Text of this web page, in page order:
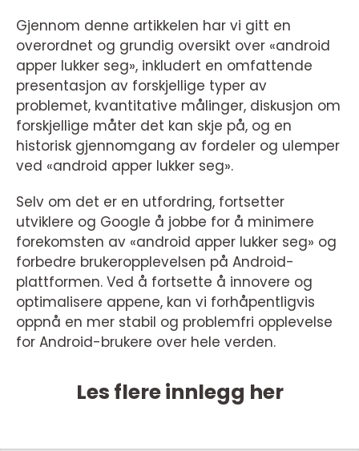
Gjennom denne artikkelen har vi gitt en
overordnet og grundig oversikt over «android
apper lukker seg», inkludert en omfattende
presentasjon av forskjellige typer av
problemet, kvantitative målinger, diskusjon om
forskjellige måter det kan skje på, og en
historisk gjennomgang av fordeler og ulemper
ved «android apper lukker seg».
Selv om det er en utfordring, fortsetter
utviklere og Google å jobbe for å minimere
forekomsten av «android apper lukker seg» og
forbedre brukeropplevelsen på Android-
plattformen. Ved å fortsette å innovere og
optimalisere appene, kan vi forhåpentligvis
oppnå en mer stabil og problemfri opplevelse
for Android-brukere over hele verden.
Les flere innlegg her